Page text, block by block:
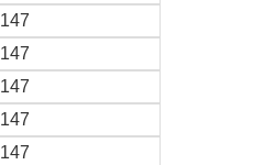
147
147
147
147
147